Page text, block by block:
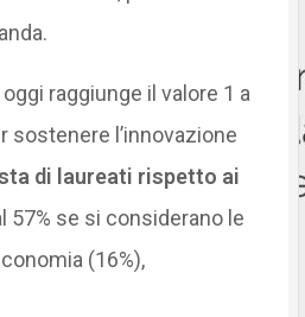
raggiunge il valore 1 a
sostenere l’innovazione
di laureati rispetto ai
57% se si considerano le
(16%),